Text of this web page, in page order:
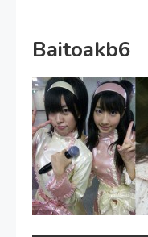
Baitoakb6